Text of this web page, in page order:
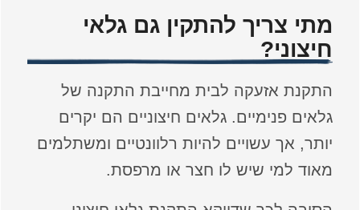
מתי צריך להתקין גם גלאי
חיצוני?
התקנת אזעקה לבית מחייבת התקנה של
גלאים פנימיים. גלאים חיצוניים הם יקרים
יותר, אך עשויים להיות רלוונטיים ומשתלמים
מאוד למי שיש לו חצר או מרפסת.